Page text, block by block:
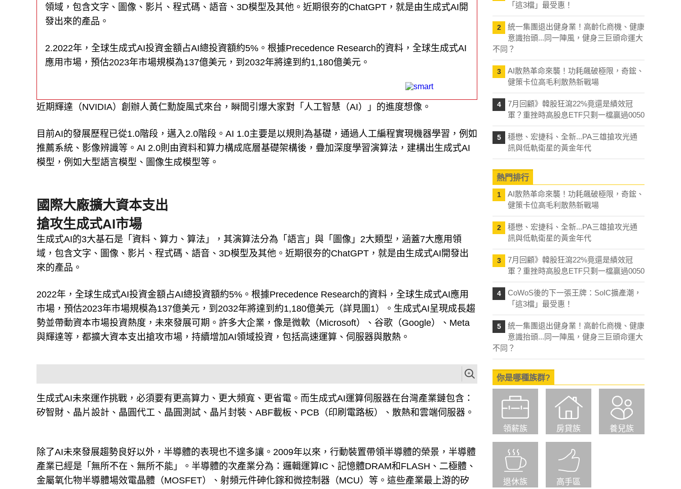
領域，包含文字、圖像、影片、程式碼、語音、3D模型及其他。近期很夯的ChatGPT，就是由生成式AI開
發出來的產品。
2.2022年，全球生成式AI投資金額占AI總投資額約5%。根據Precedence Research的資料，全球生成式AI
應用市場，預估2023年市場規模為137億美元，到2032年將達到約1,180億美元。
近期輝達（NVIDIA）創辦人黃仁勳旋風式來台，瞬間引爆大家對「人工智慧（AI）」的進度想像。
目前AI的發展歷程已從1.0階段，邁入2.0階段。AI 1.0主要是以規則為基礎，通過人工編程實現機器學習，例如
推薦系統、影像辨識等。AI 2.0則由資料和算力構成底層基礎架構後，疊加深度學習演算法，建構出生成式AI
模型，例如大型語言模型、圖像生成模型等。
國際大廠擴大資本支出
搶攻生成式AI市場
生成式AI的3大基石是「資料、算力、算法」，其演算法分為「語言」與「圖像」2大類型，涵蓋7大應用領
域，包含文字、圖像、影片、程式碼、語音、3D模型及其他。近期很夯的ChatGPT，就是由生成式AI開發出
來的產品。
2022年，全球生成式AI投資金額占AI總投資額約5%。根據Precedence Research的資料，全球生成式AI應用
市場，預估2023年市場規模為137億美元，到2032年將達到約1,180億美元（詳見圖1）。生成式AI呈現成長趨
勢並帶動資本市場投資熱度，未來發展可期。許多大企業，像是微軟（Microsoft）、谷歌（Google）、Meta
與輝達等，都擴大資本支出搶攻市場，持續增加AI領域投資，包括高速運算、伺服器與散熱。
生成式AI未來運作挑戰，必須要有更高算力、更大頻寬、更省電。而生成式AI運算伺服器在台灣產業鏈包含：
矽智財、晶片設計、晶圓代工、晶圓測試、晶片封裝、ABF載板、PCB（印刷電路板）、散熱和雲端伺服器。
除了AI未來發展趨勢良好以外，半導體的表現也不遑多讓。2009年以來，行動裝置帶領半導體的榮景，半導體
產業已經是「無所不在、無所不能」。半導體的次產業分為：邏輯運算IC、記憶體DRAM和FLASH、二極體、
金屬氧化物半導體場效電晶體（MOSFET）、射頻元件砷化鎵和微控制器（MCU）等。這些產業最上游的矽
「這3檔」最受惠！
2
統一集團退出健身業！高齡化商機、健康
意識抬頭...同一陣風，健身三巨頭命運大
不同？
3
AI散熱革命來襲！功耗飆破極限，奇鋐、
健策卡位高毛利散熱新戰場
4
7月回顧》韓股狂瀉22%竟還是績效冠
軍？重挫時高股息ETF只剩一檔贏過0050
5
穩懋、宏捷科、全新...PA三雄搶攻光通
訊與低軌衛星的黃金年代
熱門排行
1
AI散熱革命來襲！功耗飆破極限，奇鋐、
健策卡位高毛利散熱新戰場
2
穩懋、宏捷科、全新...PA三雄搶攻光通
訊與低軌衛星的黃金年代
3
7月回顧》韓股狂瀉22%竟還是績效冠
軍？重挫時高股息ETF只剩一檔贏過0050
4
CoWoS後的下一張王牌：SoIC擴產潮，
「這3檔」最受惠！
5
統一集團退出健身業！高齡化商機、健康
意識抬頭...同一陣風，健身三巨頭命運大
不同？
你是哪種族群?
領薪族 房貸族 養兒族
退休族 高手區